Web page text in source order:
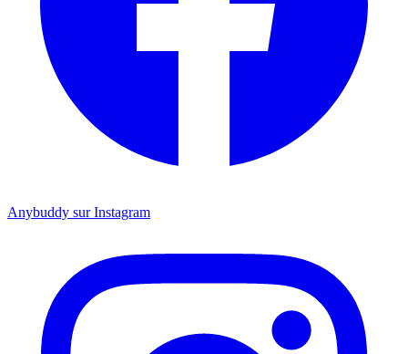
Anybuddy sur Instagram